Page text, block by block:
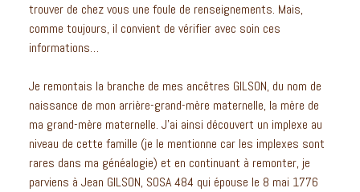
trouver de chez vous une foule de renseignements. Mais,
comme toujours, il convient de vérifier avec soin ces
informations…
Je remontais la branche de mes ancêtres GILSON, du nom de
naissance de mon arrière-grand-mère maternelle, la mère de
ma grand-mère maternelle. J’ai ainsi découvert un implexe au
niveau de cette famille (je le mentionne car les implexes sont
rares dans ma généalogie) et en continuant à remonter, je
parviens à Jean GILSON, SOSA 484 qui épouse le 8 mai 1776